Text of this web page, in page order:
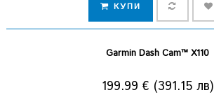
КУПИ
Garmin Dash Cam™ X110
199.99 € (391.15 лв)